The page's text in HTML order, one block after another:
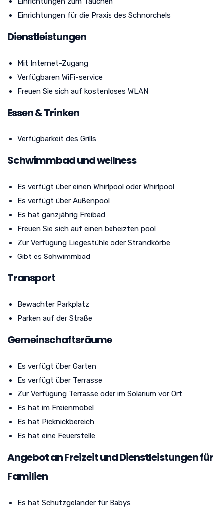
Einrichtungen für die Praxis des Schnorchels
Dienstleistungen
Mit Internet-Zugang
Verfügbaren WiFi-service
Freuen Sie sich auf kostenloses WLAN
Essen & Trinken
Verfügbarkeit des Grills
Schwimmbad und wellness
Es verfügt über einen Whirlpool oder Whirlpool
Es verfügt über Außenpool
Es hat ganzjährig Freibad
Freuen Sie sich auf einen beheizten pool
Zur Verfügung Liegestühle oder Strandkörbe
Gibt es Schwimmbad
Transport
Bewachter Parkplatz
Parken auf der Straße
Gemeinschaftsräume
Es verfügt über Garten
Es verfügt über Terrasse
Zur Verfügung Terrasse oder im Solarium vor Ort
Es hat im Freienmöbel
Es hat Picknickbereich
Es hat eine Feuerstelle
Angebot an Freizeit und Dienstleistungen für
Familien
Es hat Schutzgeländer für Babys